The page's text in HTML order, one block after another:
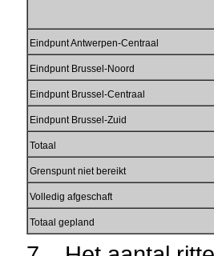
Eindpunt Antwerpen-Centraal
Eindpunt Brussel-Noord
Eindpunt Brussel-Centraal
Eindpunt Brussel-Zuid
Totaal
Grenspunt niet bereikt
Volledig afgeschaft
Totaal gepland